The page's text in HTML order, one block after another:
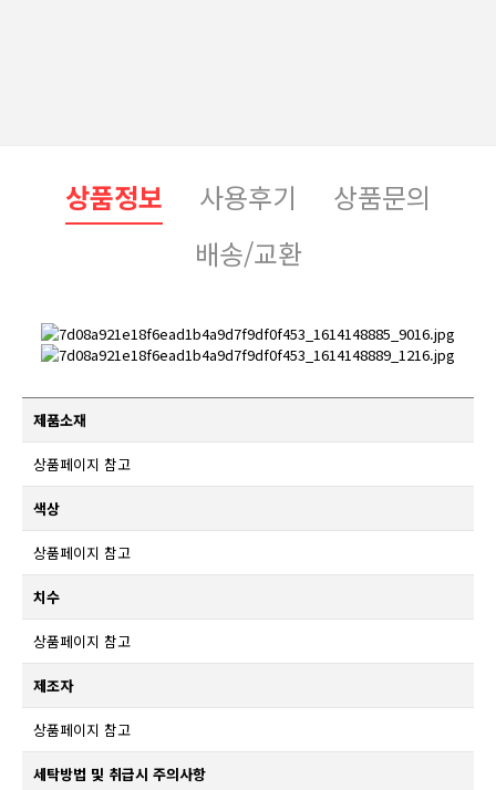
상품정보 사용후기
상품문의
배송/교환
제품소재
상품페이지 참고
색상
상품페이지 참고
치수
상품페이지 참고
제조자
상품페이지 참고
세탁방법 및 취급시 주의사항